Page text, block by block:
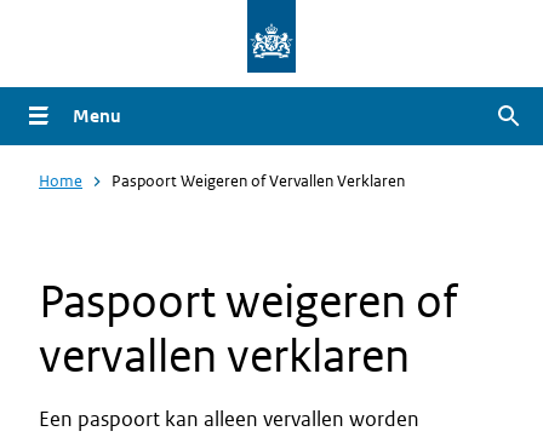
naar
de
gaan
Menu
Home Paspoort Weigeren of Vervallen Verklaren
Paspoort weigeren of
vervallen verklaren
Een paspoort kan alleen vervallen worden